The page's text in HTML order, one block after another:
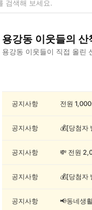
용강동 이웃들의 산
용강동 이웃들이 직접 올린
동
공지사항
공지사항
공지사항
공지사항
공지사항 📢동네생